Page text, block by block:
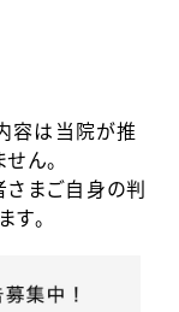
容は当院が推
ん。
まご自身の判
。